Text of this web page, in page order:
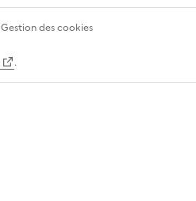
Gestion des cookies
.